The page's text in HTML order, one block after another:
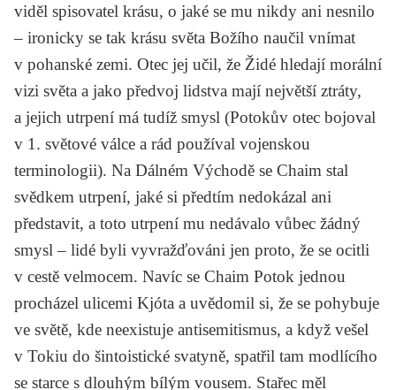
viděl spisovatel krásu, o jaké se mu nikdy ani nesnilo
– ironicky se tak krásu světa Božího naučil vnímat
v pohanské zemi. Otec jej učil, že Židé hledají morální
vizi světa a jako předvoj lidstva mají největší ztráty,
a jejich utrpení má tudíž smysl (Potokův otec bojoval
v 1. světové válce a rád používal vojenskou
terminologii). Na Dálném Východě se Chaim stal
svědkem utrpení, jaké si předtím nedokázal ani
představit, a toto utrpení mu nedávalo vůbec žádný
smysl – lidé byli vyvražďováni jen proto, že se ocitli
v cestě velmocem. Navíc se Chaim Potok jednou
procházel ulicemi Kjóta a uvědomil si, že se pohybuje
ve světě, kde neexistuje antisemitismus, a když vešel
v Tokiu do šintoistické svatyně, spatřil tam modlícího
se starce s dlouhým bílým vousem. Stařec měl